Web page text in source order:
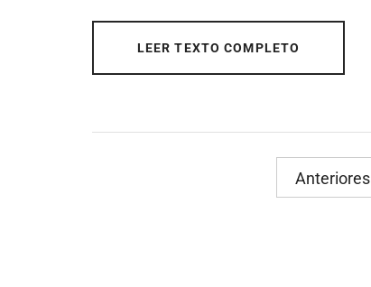
LEER TEXTO COMPLETO
Anteriores